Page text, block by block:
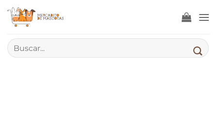
Saltar
contenido
Buscar
por: